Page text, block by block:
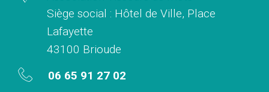
Siège social : Hôtel de Ville, Place
Lafayette
43100 Brioude
06 65 91 27 02